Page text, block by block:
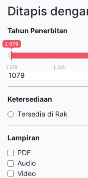
Ditapis
Tahun Penerbitan
1 079
1 079 1 316
Ketersediaan
Tersedia di Rak
Lampiran
PDF
Audio
Video